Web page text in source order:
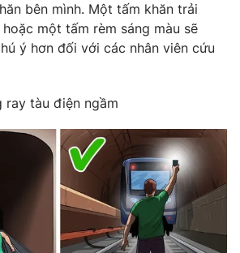
Podcast
Shorts video
VTV Thể thao
Bất động sản
bên mình. Một tấm khăn trải
một tấm rèm sáng màu sẽ
ý hơn đối với các nhân viên cứu
ray tàu điện ngầm